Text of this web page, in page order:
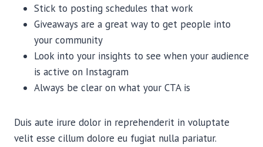
Stick to posting schedules that work
Giveaways are a great way to get people into
your community
Look into your insights to see when your audience
is active on Instagram
Always be clear on what your CTA is
Duis aute irure dolor in reprehenderit in voluptate
velit esse cillum dolore eu fugiat nulla pariatur.